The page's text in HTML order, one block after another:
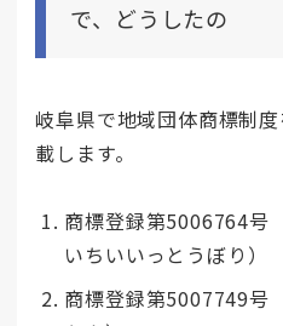
で、どうしたの
岐阜県で地域団体商標制
載します。
商標登録第5006764
いちいいっとうぼり）
商標登録第5007749号